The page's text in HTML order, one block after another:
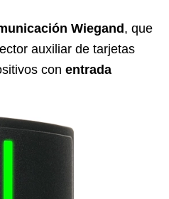
Wiegand , que
auxiliar de tarjetas
con entrada